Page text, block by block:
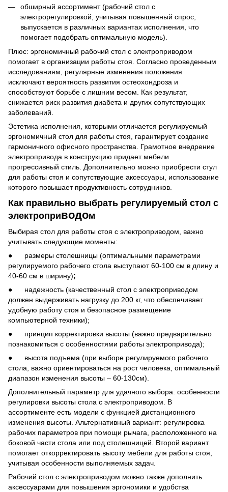
обширный ассортимент (рабочий стол с
электрорегулировкой, учитывая повышенный спрос,
выпускается в различных вариантах исполнения, что
помогает подобрать оптимальную модель).
Плюс: эргономичный рабочий стол с электроприводом
помогает в организации работы стоя. Согласно проведенным
исследованиям, регулярные изменения положения
исключают вероятность развития остеохондроза и
способствуют борьбе с лишним весом. Как результат,
снижается риск развития диабета и других сопутствующих
заболеваний.
Эстетика исполнения, которыми отличается регулируемый
эргономичный стол для работы стоя, гарантирует создание
гармоничного офисного пространства. Грамотное внедрение
электропривода в конструкцию придает мебели
прогрессивный стиль. Дополнительно можно приобрести стул
для работы стоя и сопутствующие аксессуары, использование
которого повышает продуктивность сотрудников.
Как правильно выбрать регулируемый стол с
электроприводом
Выбирая стол для работы стоя с электроприводом, важно
учитывать следующие моменты:
● размеры столешницы (оптимальными параметрами
регулируемого рабочего стола выступают 60-100 см в длину и
40-60 см в ширину);
● надежность (качественный стол с электроприводом
должен выдерживать нагрузку до 200 кг, что обеспечивает
удобную работу стоя и безопасное размещение
компьютерной техники);
● принцип корректировки высоты (важно предварительно
познакомиться с особенностями работы электропривода);
● высота подъема (при выборе регулируемого рабочего
стола, важно ориентироваться на рост человека, оптимальный
диапазон изменения высоты – 60-130см).
Дополнительный параметр для удачного выбора: особенности
регулировки высоты стола с электроприводом. В
ассортименте есть модели с функцией дистанционного
изменения высоты. Альтернативный вариант: регулировка
рабочих параметров при помощи рычага, расположенного на
боковой части стола или под столешницей. Второй вариант
помогает откорректировать высоту мебели для работы стоя,
учитывая особенности выполняемых задач.
Рабочий стол с электроприводом можно также дополнить
аксессуарами для повышения эргономики и удобства